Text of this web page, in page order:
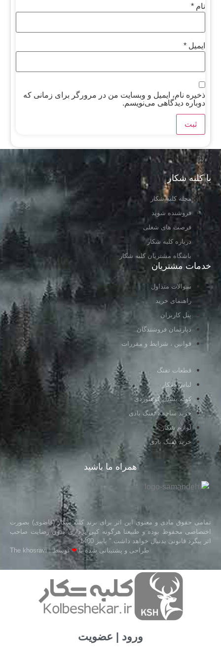
نام*
ایمیل*
ذخیره نام، ایمیل و وبسایت من در مرورگر برای زمانی که
دوباره دیدگاهی می‌نویسم.
با کلبه شکار
مجله کلبه شکار
فروشنده شوید
فرصت های شغلی
درباره کلبه شکار
باشگاه مشتریان کلبه شکار
خدمات مشتریان
سوالات متداول
راهنمای خرید
پنل کاربران
دپارتمان فروشندگان
قوانین ، شرایط و مقررات
قطعات تفنگ
لباس شکار
کوله پشتی کوهنوردی
خرید ساچمه تفنگ بادی
لوازم شکار
خرید تفنگ بادی
همراه ما باشید
تمامی حقوق مادی و معنوی این اثر برای برند کلبه شکار (قاضوی) بصورت
اختصاصی محفوظ بوده و طبیعتا هرگونه کپی برداری بدون رضایت صاحب
اثر پیگرد قانونی بدنبال خواهد داشت." پاییز 1400 "
طراحی و پشتیبانی شده با❤توسط : The khosravi
ورود | عضویت